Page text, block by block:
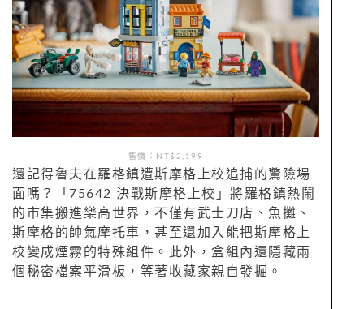
售價：NT$2,199
還記得魯夫在羅格鎮遭斯摩格上校追捕的驚險場
面嗎？「75642 決戰斯摩格上校」將羅格鎮熱鬧
的市集搬進樂高世界，不僅有武士刀店、魚攤、
斯摩格的帥氣摩托車，甚至還加入能把斯摩格上
校變成煙霧的特殊組件。此外，盒組內還隱藏兩
個秘密檔案平滑板，等著收藏家親自發掘。